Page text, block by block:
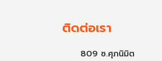
ติดต่อเรา
809 ซ.ศุภนิมิต